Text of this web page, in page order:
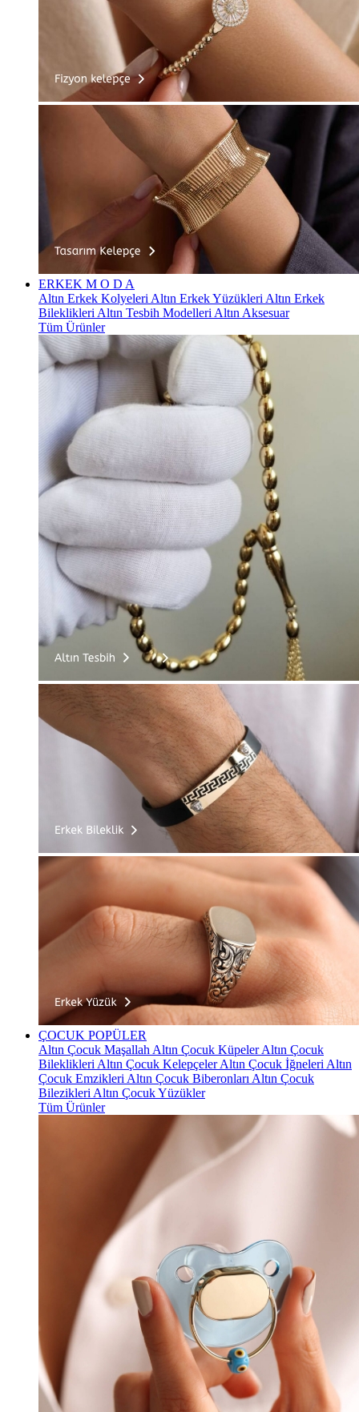
ERKEK M O D A
Altın Erkek Kolyeleri Altın Erkek Yüzükleri Altın Erkek
Bileklikleri Altın Tesbih Modelleri Altın Aksesuar
Tüm Ürünler
ÇOCUK POPÜLER
Altın Çocuk Maşallah Altın Çocuk KüpelerAltın Çocuk
Bileklikleri Altın Çocuk KelepçelerAltın Çocuk İğneleri Altın
Çocuk Emzikleri Altın Çocuk Biberonları Altın Çocuk
Bilezikleri Altın Çocuk Yüzükler
Tüm Ürünler